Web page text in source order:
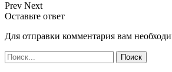
Prev Next
Оставьте ответ
Для отправки комментария вам